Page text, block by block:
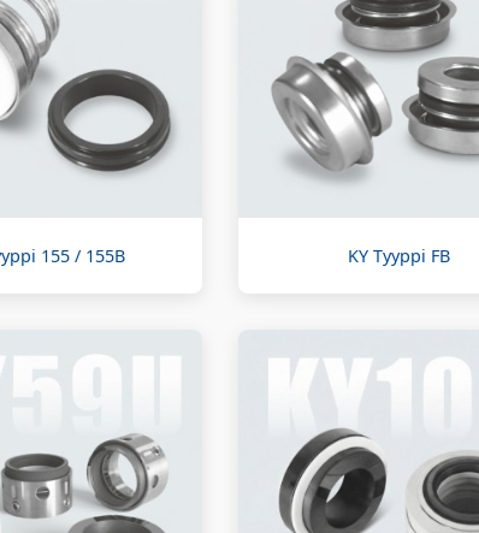
155 / 155B KY Tyyppi FB